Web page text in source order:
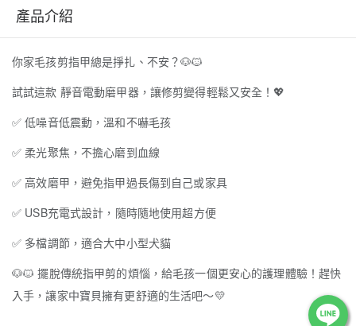
產品介紹
你家毛孩剪指甲總是掙扎、不安？🐶🐱
試試這款 靜音電動磨甲器，讓修剪變得輕鬆又安全！ 💖
✅ 低噪音低震動，溫和不嚇毛孩
✅ 柔光聚焦，不擔心磨到血線
✅ 高效磨甲，避免指甲過長傷到自己或家具
✅ USB充電式設計，隨時隨地使用超方便
✅ 多檔調節，適合大中小型犬貓
🐶🐱 擺脫傳統指甲剪的煩惱，給毛孩一個更安心的護理體驗！趕快
入手，讓家中寶貝擁有更舒適的生活吧～💛